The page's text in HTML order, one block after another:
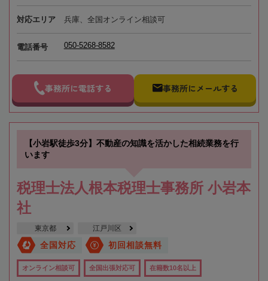
対応エリア 兵庫、全国オンライン相談可
電話番号 050-5268-8582
事務所に電話する 事務所にメールする
【小岩駅徒歩3分】不動産の知識を活かした相続業務を行
います
税理士法人根本税理士事務所 小岩本
社
東京都 江戸川区
全国対応 初回相談無料
オンライン相談可 全国出張対応可 在籍数10名以上